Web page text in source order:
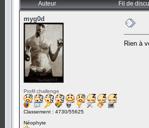
Auteur Fil de
myg0d
Profil challenge
Classement : 4730/55625
Néophyte
Rien à